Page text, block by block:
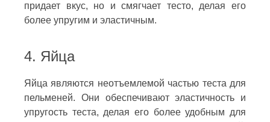
придает вкус, но и смягчает тесто, делая его
более упругим и эластичным.
4. Яйца
Яйца являются неотъемлемой частью теста для
пельменей. Они обеспечивают эластичность и
упругость теста, делая его более удобным для